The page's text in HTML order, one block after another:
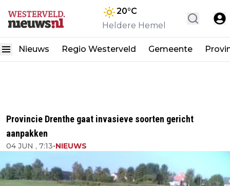
20°C
Heldere Hemel
Nieuws Regio Westerveld Gemeente
Provincie Drenthe gaat invasieve soorten gericht
aanpakken
04 JUN , 7:13•NIEUWS